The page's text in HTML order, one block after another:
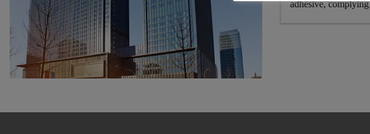
adhesive, complying